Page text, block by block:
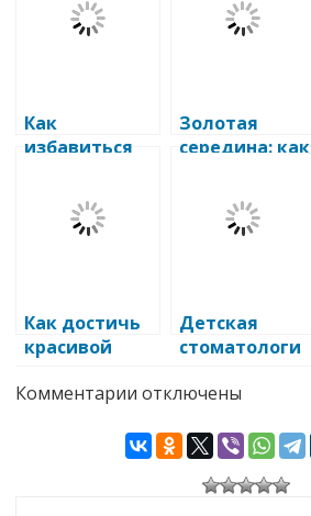
Как
избавиться
эффективные
методы и
советы
Золотая
середина: как
ь здоровье
зубов и десен
Как достичь
красивой
помощью
Детская
стоматологи
методы
гигиенически
Комментарии к
Косметическая
стоматология:
Преимущества
особенности
отключены